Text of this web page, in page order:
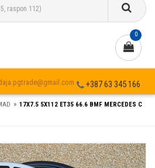
0
+387 63 345 166
» 17X7.5 5X112 ET35 66.6 BMF MERCEDES C